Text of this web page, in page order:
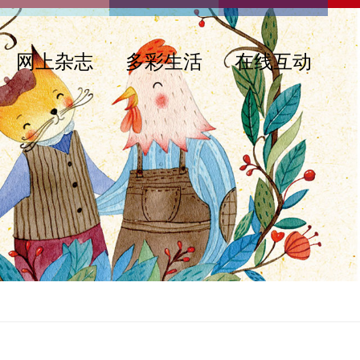
网上杂志 多彩生活 在线互动